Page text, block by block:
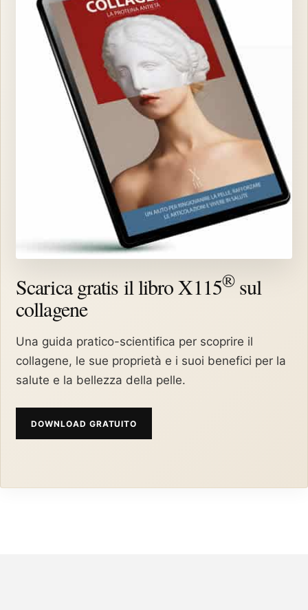
Scarica gratis il libro X115®sul
collagene
Una guida pratico-scientifica per scoprire il
collagene, le sue proprietà e i suoi benefici per la
salute e la bellezza della pelle.
DOWNLOAD GRATUITO